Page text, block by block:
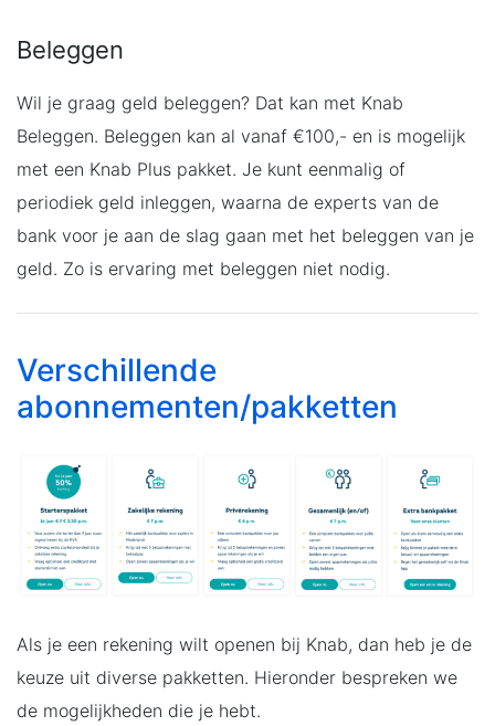
Beleggen
Wil je graag geld beleggen? Dat kan met Knab
Beleggen. Beleggen kan al vanaf €100,- en is mogelijk
met een Knab Plus pakket. Je kunt eenmalig of
periodiek geld inleggen, waarna de experts van de
bank voor je aan de slag gaan met het beleggen van je
geld. Zo is ervaring met beleggen niet nodig.
Verschillende
abonnementen/pakketten
Als je een rekening wilt openen bij Knab, dan heb je de
keuze uit diverse pakketten. Hieronder bespreken we
de mogelijkheden die je hebt.